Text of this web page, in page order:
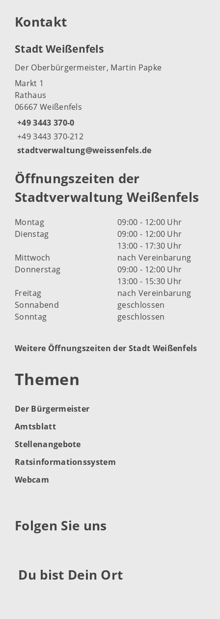
Kontakt
Stadt Weißenfels
Der Oberbürgermeister, Martin Papke
Markt 1
Rathaus
06667 Weißenfels
+49 3443 370-0
+49 3443 370-212
stadtverwaltung@weissenfels.de
Öffnungszeiten der
Stadtverwaltung Weißenfels
Montag
09:00 - 12:00 Uhr
Dienstag
09:00 - 12:00 Uhr
13:00 - 17:30 Uhr
Mittwoch
nach Vereinbarung
Donnerstag
09:00 - 12:00 Uhr
13:00 - 15:30 Uhr
Freitag
nach Vereinbarung
Sonnabend
geschlossen
Sonntag
geschlossen
Weitere Öffnungszeiten der Stadt Weißenfels
Themen
Der Bürgermeister
Amtsblatt
Stellenangebote
Ratsinformationssystem
Webcam
Folgen Sie uns
Du bist Dein Ort